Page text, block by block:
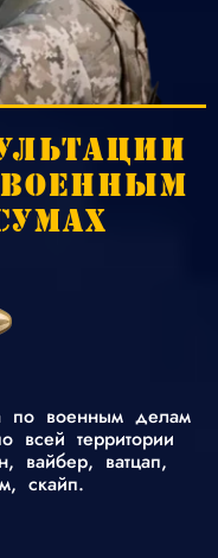
по военным делам
всей территории
вайбер, ватцап,
скайп.